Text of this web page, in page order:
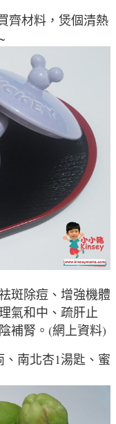
齊材料 ，煲個清熱
斑除痘、增強機體
氣和中 、 疏肝止
補腎。(網上資料)
南北杏1湯匙、蜜